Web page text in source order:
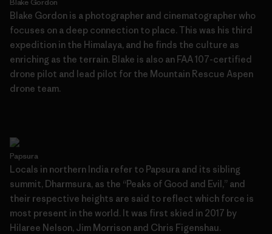
Blake Gordon
Blake Gordon is a photographer and cinematographer who
focuses on a deep connection to place. This was his third
expedition in the Himalaya, and he finds the culture as
enriching as the terrain. Blake is also an FAA 107-certified
drone pilot and lead pilot for the Mountain Rescue Aspen
drone team.
Papsura
Locals in northern India refer to Papsura and its sibling
summit, Dharmsura, as the “Peaks of Good and Evil,” and
their respective heights are said to reflect which force is
most present in the world. It was first skied in 2017 by
Hilaree Nelson, Jim Morrison and Chris Figenshau.